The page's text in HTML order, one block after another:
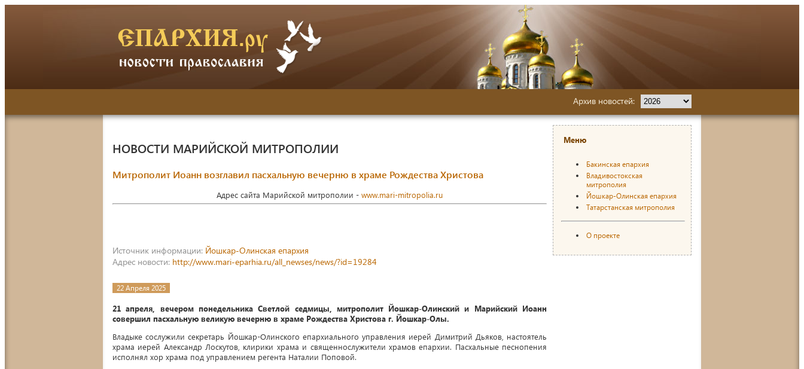
Архив новостей:
НОВОСТИ МАРИЙСКОЙ МИТРОПОЛИИ
Митрополит Иоанн возглавил пасхальную вечерню в храме Рождества Христова
Адрес сайта Марийской митрополии - www.mari-mitropolia.ru
Источник информации: Йошкар-Олинская епархия
Адрес новости: http://www.mari-eparhia.ru/all_newses/news/?id=19284
22 Апреля 2025
21 апреля, вечером понедельника Светлой седмицы, митрополит Йошкар-Олинский и Марийский Иоанн
совершил пасхальную великую вечерню в храме Рождества Христова г. Йошкар-Олы.
Владыке сослужили секретарь Йошкар-Олинского епархиального управления иерей Димитрий Дьяков, настоятель
храма иерей Александр Лоскутов, клирики храма и священнослужители храмов епархии. Пасхальные песнопения
исполнял хор храма под управлением регента Наталии Поповой.
Меню
Бакинская епархия
Владивостокская
митрополия
Йошкар-Олинская епархия
Татарстанская митрополия
О проекте